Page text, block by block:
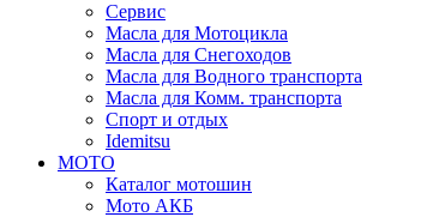
Сервис
Масла для Мотоцикла
Масла для Снегоходов
Масла для Водного транспорта
Масла для Комм. транспорта
Спорт и отдых
Idemitsu
МОТО
Каталог мотошин
Мото АКБ